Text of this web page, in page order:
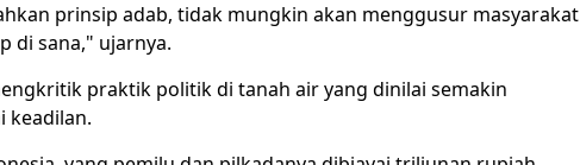
prinsip adab, tidak mungkin akan menggusur masyarakat
di sana," ujarnya.
praktik politik di tanah air yang dinilai semakin
keadilan.